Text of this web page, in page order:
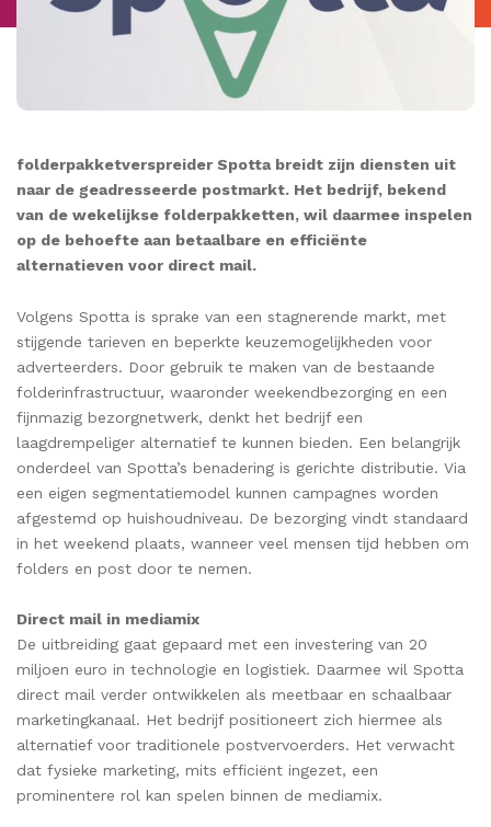
folderpakketverspreider Spotta breidt zijn diensten uit
naar de geadresseerde postmarkt. Het bedrijf, bekend
van de wekelijkse folderpakketten, wil daarmee inspelen
op de behoefte aan betaalbare en efficiënte
alternatieven voor direct mail.
Volgens Spotta is sprake van een stagnerende markt, met
stijgende tarieven en beperkte keuzemogelijkheden voor
adverteerders. Door gebruik te maken van de bestaande
folderinfrastructuur, waaronder weekendbezorging en een
fijnmazig bezorgnetwerk, denkt het bedrijf een
laagdrempeliger alternatief te kunnen bieden. Een belangrijk
onderdeel van Spotta’s benadering is gerichte distributie. Via
een eigen segmentatiemodel kunnen campagnes worden
afgestemd op huishoudniveau. De bezorging vindt standaard
in het weekend plaats, wanneer veel mensen tijd hebben om
folders en post door te nemen.
Direct mail in mediamix
De uitbreiding gaat gepaard met een investering van 20
miljoen euro in technologie en logistiek. Daarmee wil Spotta
direct mail verder ontwikkelen als meetbaar en schaalbaar
marketingkanaal. Het bedrijf positioneert zich hiermee als
alternatief voor traditionele postvervoerders. Het verwacht
dat fysieke marketing, mits efficiënt ingezet, een
prominentere rol kan spelen binnen de mediamix.